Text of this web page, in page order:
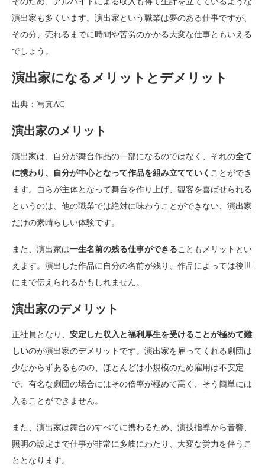
演出家も多くいます。演出家という職業は夢のある仕事ですが、
その分、売れるまでに時間や苦労のかかる大変な仕事ともいえる
でしょう。
演出家になるメリットとデメリット
出典：写真AC
演出家のメリット
演出家は、自分が舞台作品の一部になるのではなく、それの全て
に携わり、自分が中心となって作品を組み立てていく ことができ
ます。自らが主体となって舞台を作り上げ、観客を喜ばせられる
というのは、他の職業では絶対に味わうことができない、演出家
だけの素晴らしい体験です。
また、演出家は一生名前の残る仕事ができる こともメリットとい
えます。演出した作品に自分の名前が残り、作品によっては後世
にまで伝えられるかもしれません。
演出家のデメリット
正社員となり、 安定した収入と福利厚生を受けることが極めて難
しいのが演出家のデメリットです。演出家を雇ってくれる劇団は
少なからずあるものの、ほとんどは小規模のため雇用は不安定
で、有名な劇団の場合にはその倍率が極めて高く、そう簡単には
入ることができません。
また、演出家は舞台のすべてに携わるため、演技指導から音響、
照明の設定まで仕事が非常に多岐にわたり、大変な労力を伴うこ
ととなります。